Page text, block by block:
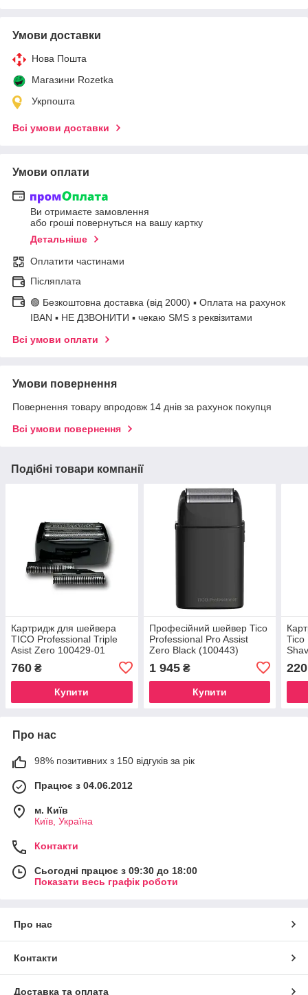
Умови доставки
Нова Пошта
Магазини Rozetka
Укрпошта
Всі умови доставки
Умови оплати
Ви отримаєте замовлення
або гроші повернуться на вашу картку
Детальніше
Оплатити частинами
Післяплата
🟢 Безкоштовна доставка (від 2000) ▪ Оплата на рахунок
IBAN ▪ НЕ ДЗВОНИТИ ▪ чекаю SMS з реквізитами
Всі умови оплати
Умови повернення
Повернення товару впродовж 14 днів за рахунок покупця
Всі умови повернення
Подібні товари компанії
Картридж для шейвера
TICO Professional Triple
Asist Zero 100429-01
760 ₴
Купити
Професійний шейвер Tico
Professional Pro Assist
Zero Black (100443)
1 945₴
Купити
Tico
220
Про нас
98% позитивних з 150 відгуків за рік
Працює з 04.06.2012
м. Київ
Київ, Україна
Контакти
Сьогодні працює з 09:30 до 18:00
Показати весь графік роботи
Про нас
Контакти
Доставка та оплата